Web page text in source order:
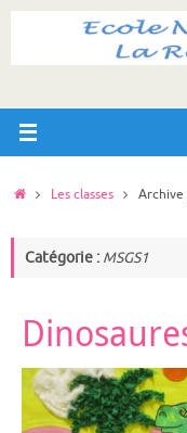
Passer
AccueilLes classes Archive
Catégorie : MSGS1